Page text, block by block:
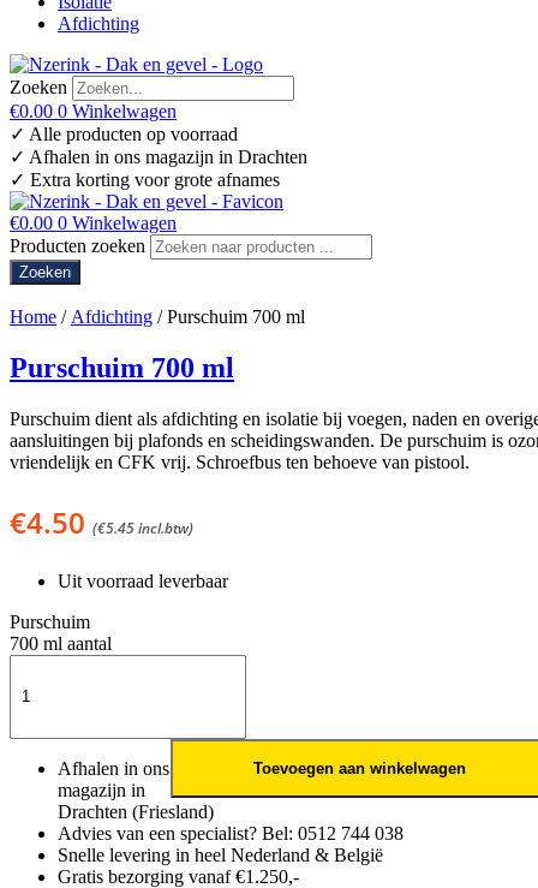
Afdichting
Zoeken
€0.00 0 Winkelwagen
✓ Alle producten op voorraad
✓ Afhalen in ons magazijn in Drachten
✓ Extra korting voor grote afnames
€0.00 0 Winkelwagen
Producten zoeken
Zoeken
Home / Afdichting / Purschuim 700 ml
Purschuim 700 ml
Purschuim dient als afdichting en isolatie bij voegen, naden en
aansluitingen bij plafonds en scheidingswanden. De purschuim is
vriendelijk en CFK vrij. Schroefbus ten behoeve van pistool.
€4.50 (€5.45incl.btw)
Uit voorraad leverbaar
Purschuim
700 ml aantal
Toevoegen aan winkelwagen
Afhalen in ons
magazijn in
Drachten (Friesland)
Advies van een specialist? Bel: 0512 744 038
Snelle levering in heel Nederland & België
Gratis bezorging vanaf €1.250,-